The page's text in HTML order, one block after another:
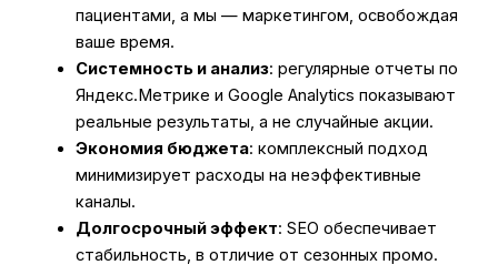
пациентами, а мы — маркетингом, освобождая
ваше время.
Системность и анализ: регулярные отчеты по
Яндекс.Метрике и Google Analytics показывают
реальные результаты, а не случайные акции.
Экономия бюджета: комплексный подход
минимизирует расходы на неэффективные
каналы.
Долгосрочный эффект: SEO обеспечивает
стабильность, в отличие от сезонных промо.